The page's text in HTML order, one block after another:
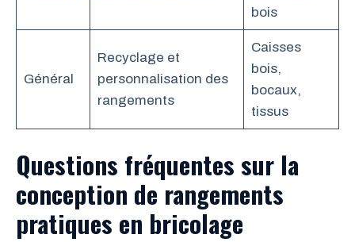
bois
Général
Recyclage et
personnalisation des
rangements
Caisses
bois,
bocaux,
tissus
Questions fréquentes sur la
conception de rangements
pratiques en bricolage